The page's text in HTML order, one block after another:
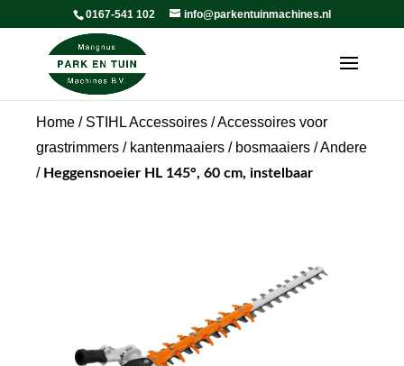
0167-541 102 info@parkentuinmachines.nl
Home / STIHL Accessoires /Accessoires voor
grastrimmers / kantenmaaiers / bosmaaiers /Andere
/ Heggensnoeier HL 145°, 60 cm, instelbaar